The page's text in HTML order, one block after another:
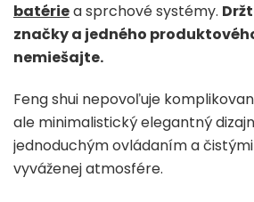
batériea sprchové systémy.
značky a jedného
nemiešajte.
Feng shui nepovoľuje
ale minimalistický elegantný
jednoduchým ovládaním a
vyváženej atmosfére.